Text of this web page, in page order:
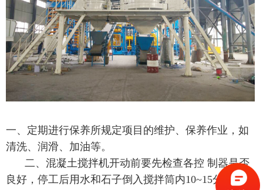
一、定期进行保养所规定项目的维护、保养作业，如
清洗、润滑、加油等。
二、混凝土搅拌机开动前要先检查各控 制器是否
良好，停工后用水和石子倒入搅拌筒内10~15分钟进行